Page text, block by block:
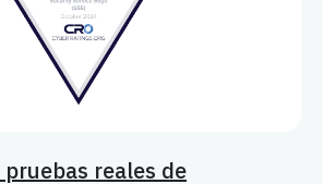
reales de